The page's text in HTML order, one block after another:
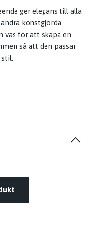
ger elegans till alla
konstgjorda
vas för att skapa en
så att den passar